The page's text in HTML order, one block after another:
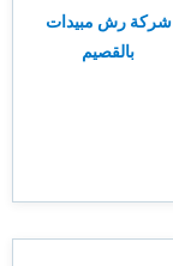
شركة رش مبيدات
بالقصيم